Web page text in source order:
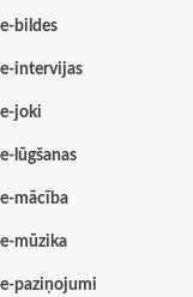
e-bildes
e-intervijas
e-joki
e-lūgšanas
e-mācība
e-mūzika
e-paziņojumi